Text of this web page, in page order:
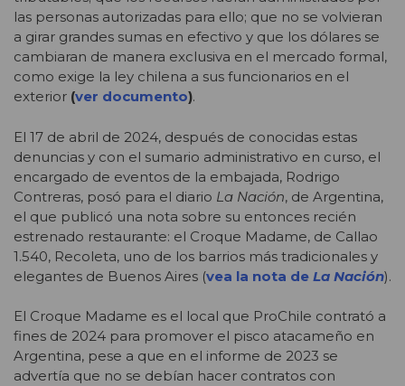
las personas autorizadas para ello; que no se volvieran
a girar grandes sumas en efectivo y que los dólares se
cambiaran de manera exclusiva en el mercado formal,
como exige la ley chilena a sus funcionarios en el
exterior (ver documento).
El 17 de abril de 2024, después de conocidas estas
denuncias y con el sumario administrativo en curso, el
encargado de eventos de la embajada, Rodrigo
Contreras, posó para el diario La Nación, de Argentina,
el que publicó una nota sobre su entonces recién
estrenado restaurante: el Croque Madame, de Callao
1.540, Recoleta, uno de los barrios más tradicionales y
elegantes de Buenos Aires (vea la nota de La Nación).
El Croque Madame es el local que ProChile contrató a
fines de 2024 para promover el pisco atacameño en
Argentina, pese a que en el informe de 2023 se
advertía que no se debían hacer contratos con